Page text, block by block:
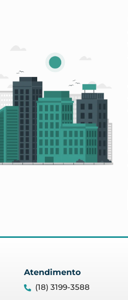
Atendimento
(18) 3199-3588